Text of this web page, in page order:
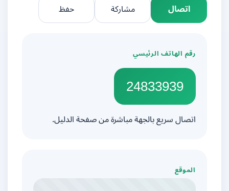
اتصال
مشاركة
رقم الهاتف الرئيسي
24833939
اتصال سريع بالجهة مباشرة من صفحة الدليل.
الموقع